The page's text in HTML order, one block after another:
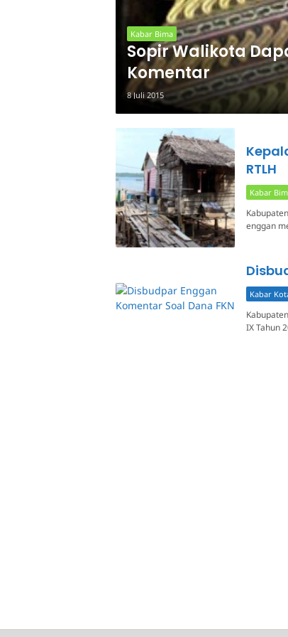
Kabar Bima
Sopir Walikota
Komentar
8 Juli 2015
RTLH
Kabar
enggan
Kabar
IX Tahun